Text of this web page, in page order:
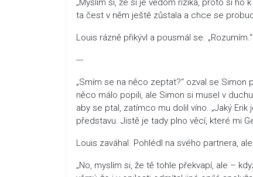
„Myslím si, že si je vědom rizika, proto si ho
ta čest v něm ještě zůstala a chce se
Louis rázně přikývl a pousmál se. „Rozumím.“
---
„Smím se na něco zeptat?“ ozval se Simon
něco málo popili, ale Simon si musel v
aby se ptal, zatímco mu dolil víno. „Jaký
představu. Jistě je tady plno věcí, které mi
Louis zaváhal. Pohlédl na svého partnera,
„No, myslím si, že tě tohle překvapí, ale –